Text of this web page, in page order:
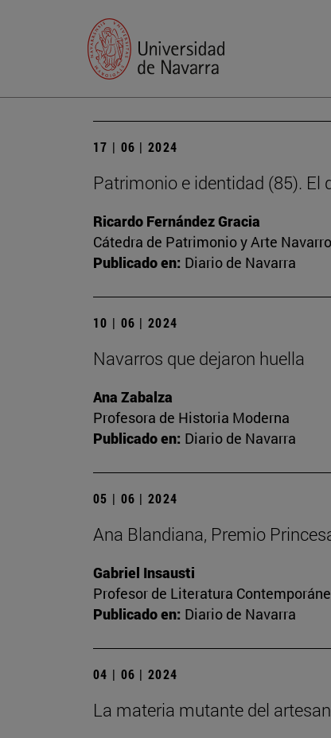
17 | 06 | 2024
Patrimonio e identidad (85). El
Ricardo Fernández Gracia
Cátedra de Patrimonio y Arte Navarro
Publicado en: Diario de Navarra
10 | 06 | 2024
Navarros que dejaron huella
Ana Zabalza
Profesora de Historia Moderna
Publicado en: Diario de Navarra
05 | 06 | 2024
Ana Blandiana, Premio
Gabriel Insausti
Profesor de Literatura
Publicado en: Diario de Navarra
04 | 06 | 2024
La materia mutante del